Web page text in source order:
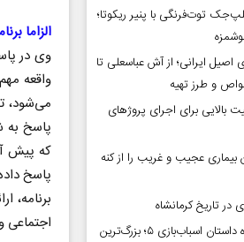
الزاما
وی در
واقعه
می‌شود،
پاسخ به
که پیش
پاسخ
برنامه،
توت‌فرنگی با پنیر ریکوتا؛
اصیل ایرانی؛ از آش عباسعلی تا
و طرز تهیه
بالایی برای اجرای پروژهای
بیماری عجیب و غریب را از کنه
در تاریخ کرمانشاه
فروش خیره‌کننده داستان اسباب‌بازی ۵؛ بزرگ‌ترین